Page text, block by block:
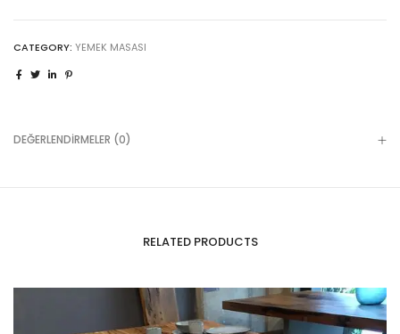
CATEGORY: YEMEK MASASI
DEĞERLENDIRMELER (0)
RELATED PRODUCTS